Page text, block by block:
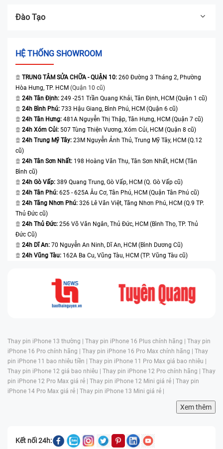
Đào Tạo
HỆ THỐNG SHOWROOM
TRUNG TÂM SỬA CHỮA - QUẬN 10: 260 Đường 3 Tháng 2, Phường
Hòa Hưng, TP. HCM (Quận 10 cũ)
24h Tân Định: 249 -251 Trần Quang Khải, Tân Định, HCM (Quận 1 cũ)
24h Bình Phú: 733 Hậu Giang, Bình Phú, HCM (Quận 6 cũ)
24h Tân Hưng: 481A Nguyễn Thị Thập, Tân Hưng, HCM (Quận 7 cũ)
24h Xóm Củi: 507 Tùng Thiện Vương, Xóm Củi, HCM (Quận 8 cũ)
24h Trung Mỹ Tây: 23M Nguyễn Ảnh Thủ, Trung Mỹ Tây, HCM (Q.12
cũ)
24h Tân Sơn Nhất: 198 Hoàng Văn Thụ, Tân Sơn Nhất, HCM (Tân
Bình cũ)
24h Gò Vấp: 389 Quang Trung, Gò Vấp, HCM (Q. Gò Vấp cũ)
24h Tân Phú: 625 - 625A Âu Cơ, Tân Phú, HCM (Quận Tân Phú cũ)
24h Tăng Nhơn Phú: 326 Lê Văn Việt, Tăng Nhơn Phú, HCM (Q.9 TP.
Thủ Đức cũ)
24h Thủ Đức: 256 Võ Văn Ngân, Thủ Đức, HCM (Bình Thọ, TP. Thủ
Đức Cũ)
24h Dĩ An: 70 Nguyễn An Ninh, Dĩ An, HCM (Bình Dương Cũ)
24h Vũng Tàu: 162A Ba Cu, Vũng Tàu, HCM (TP. Vũng Tàu cũ)
Thay pin iPhone 13 thường | Thay pin iPhone 16 Plus chính hãng | Thay pin
iPhone 16 Pro chính hãng | Thay pin iPhone 16 Pro Max chính hãng | Thay
pin iPhone 11 bao nhiêu tiền | Thay pin iPhone 11 Pro Max giá bao nhiêu |
Thay pin iPhone 12 giá bao nhiêu | Thay pin iPhone 12 Pro chính hãng | Thay
pin iPhone 12 Pro Max giá rẻ | Thay pin iPhone 12 Mini giá rẻ | Thay pin
iPhone 14 Pro Max giá rẻ | Thay pin iPhone 13 Mini giá rẻ |
Xem thêm
Kết nối 24h: